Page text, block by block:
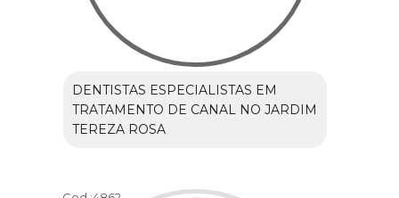
DENTISTAS ESPECIALISTAS EM
TRATAMENTO DE CANAL NO JARDIM
TEREZA ROSA